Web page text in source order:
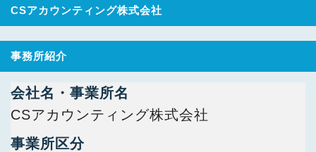
ログイン
最近見た求人
マイリスト
CSアカウンティング株式会社
事務所紹介
会社名・事業所名
CSアカウンティング株式会社
事業所区分